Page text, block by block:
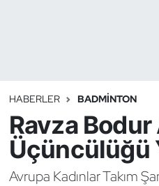
HABERLER BADMINTON
Ravza
Üçüncülüğü
Avrupa Kadınlar Takım
Binicilik
Bisiklet